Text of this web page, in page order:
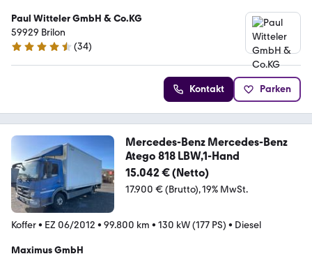
Paul Witteler GmbH & Co.KG
59929 Brilon
4.6 Sterne
(34)
Kontakt Parken
Mercedes-Benz Mercedes-Benz
Atego 818 LBW,1-Hand
15.042 € (Netto)
17.900 € (Brutto) 19% MwSt.
Koffer• EZ 06/2012 • 99.800 km • 130 kW (177 PS) • Diesel
Maximus GmbH